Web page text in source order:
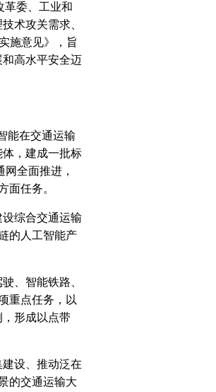
革委、工业和
术攻关需求、
施意见》，旨
高水平安全迈
能在交通运输
，建成一批标
全面推进，
面任务。
综合交通运输
的人工智能产
、智能铁路、
重点任务，以
形成以点带
设、推动泛在
的交通运输大